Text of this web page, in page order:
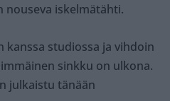
nouseva iskelmätähti.
kanssa studiossa ja vihdoin
sinkku on ulkona.
julkaistu tänään